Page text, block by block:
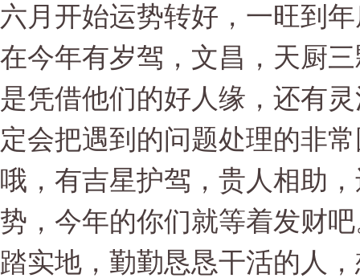
六月开始运势转好，一旺到
在今年有岁驾，文昌，天厨
是凭借他们的好人缘，还有
定会把遇到的问题处理的非
哦，有吉星护驾，贵人相助
势，今年的你们就等着发财
踏实地，勤勤恳恳干活的人